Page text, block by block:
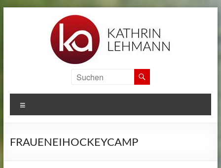
SPORTS
CAMPS
zu
FRAUENEIHOCKEYCAMP